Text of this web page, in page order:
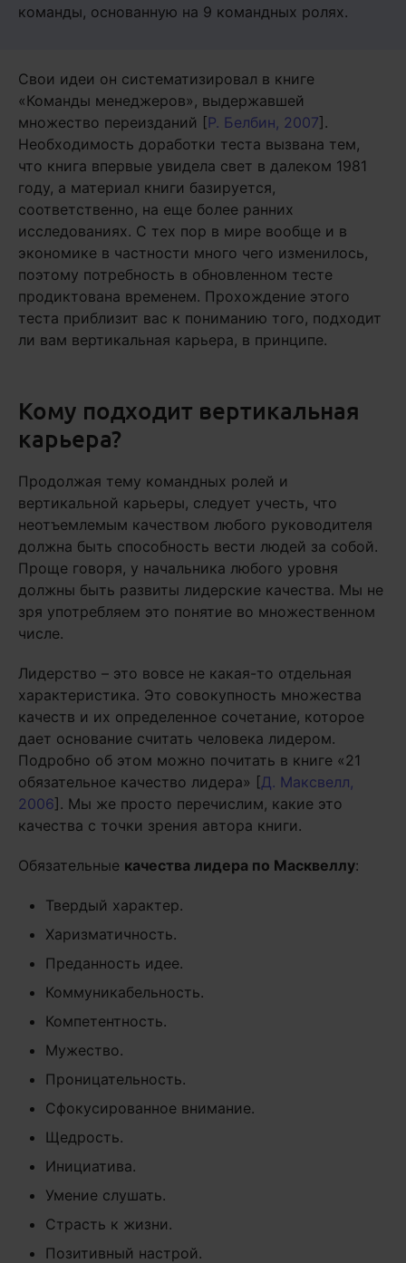
команды, основанную на 9 командных ролях.
Свои идеи он систематизировал в книге
«Команды менеджеров», выдержавшей
множество переизданий [Р. Белбин, 2007].
Необходимость доработки теста вызвана тем,
что книга впервые увидела свет в далеком 1981
году, а материал книги базируется,
соответственно, на еще более ранних
исследованиях. С тех пор в мире вообще и в
экономике в частности много чего изменилось,
поэтому потребность в обновленном тесте
продиктована временем. Прохождение этого
теста приблизит вас к пониманию того, подходит
ли вам вертикальная карьера, в принципе.
Кому подходит вертикальная
карьера?
Продолжая тему командных ролей и
вертикальной карьеры, следует учесть, что
неотъемлемым качеством любого руководителя
должна быть способность вести людей за собой.
Проще говоря, у начальника любого уровня
должны быть развиты лидерские качества. Мы не
зря употребляем это понятие во множественном
числе.
Лидерство – это вовсе не какая-то отдельная
характеристика. Это совокупность множества
качеств и их определенное сочетание, которое
дает основание считать человека лидером.
Подробно об этом можно почитать в книге «21
обязательное качество лидера» [Д. Максвелл,
2006]. Мы же просто перечислим, какие это
качества с точки зрения автора книги.
Обязательные качества лидера по Масквеллу:
Твердый характер.
Харизматичность.
Преданность идее.
Коммуникабельность.
Компетентность.
Мужество.
Проницательность.
Сфокусированное внимание.
Щедрость.
Инициатива.
Умение слушать.
Страсть к жизни.
Позитивный настрой.